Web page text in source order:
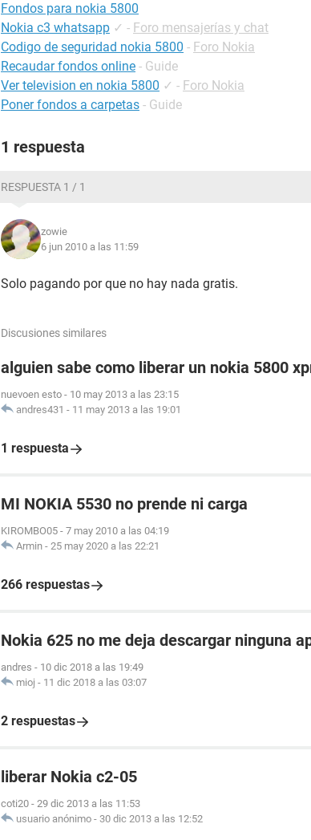
Fondos para nokia 5800
Nokia c3 whatsapp ✓ - Foro mensajerías y chat
Codigo de seguridad nokia 5800 - Foro Nokia
Recaudar fondos online - Guide
Ver television en nokia 5800 ✓ - Foro Nokia
Poner fondos a carpetas - Guide
1 respuesta
RESPUESTA 1 / 1
zowie
6 jun 2010 a las 11:59
Solo pagando por que no hay nada gratis.
Discusiones similares
alguien sabe como liberar un nokia 5800
nuevoen esto - 10 may 2013 a las 23:15
andres431 - 11 may 2013 a las 19:01
1 respuesta
MI NOKIA 5530 no prende ni carga
KIROMBO05 - 7 may 2010 a las 04:19
Armin - 25 may 2020 a las 22:21
266 respuestas
Nokia 625 no me deja descargar ninguna
andres - 10 dic 2018 a las 19:49
mioj - 11 dic 2018 a las 03:07
2 respuestas
liberar Nokia c2-05
coti20 - 29 dic 2013 a las 11:53
usuario anónimo - 30 dic 2013 a las 12:52